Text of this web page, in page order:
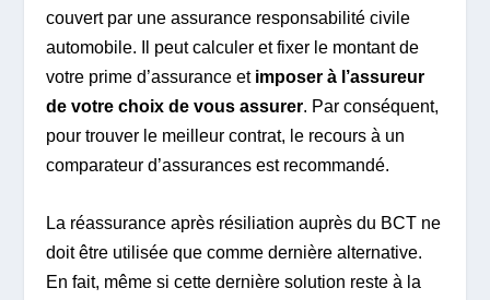
couvert par une assurance responsabilité civile
automobile. Il peut calculer et fixer le montant de
votre prime d’assurance et imposer à l’assureur
de votre choix de vous assurer. Par conséquent,
pour trouver le meilleur contrat, le recours à un
comparateur d’assurances est recommandé.
La réassurance après résiliation auprès du BCT ne
doit être utilisée que comme dernière alternative.
En fait, même si cette dernière solution reste à la